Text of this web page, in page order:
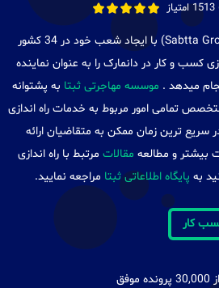
(Sabtta Group) با ایجاد شعب خود در 34 کشور
کسب و کار در دانمارک را به عنوان نماینده
میدهد . موسسه مهاجرتی ثبتا به پشتوانه
تمامی امور مربوط به خدمات راه اندازی
سریع ترین زمان ممکن به متقاضیان ارائه
بیشتر و مطالعه مقالات مرتبط با راه اندازی
به پایگاه اطلاعاتی ثبتا مراجعه نمایید.
کار